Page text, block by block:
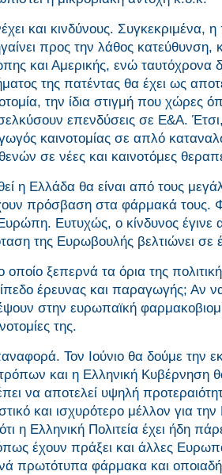
και κινδύνους. Συγκεκριμένα, η
προς την λάθος
και Αμερικής, ενώ ταυτόχρονα
της πατέντας θα έχει ως
την ίδια στιγμή που χώρες
επενδύσεις σε Ε&Α.
καινοτομίας σε απλό
σε νέες και καινοτόμες
η Ελλάδα θα είναι από τους
πρόσβαση στα φάρμακά
Ευτυχώς, ο κίνδυνος έγινε
της Ευρωβουλής βελτιώνει
ξεπερνά τα όρια της
έρευνας και παραγωγής; Αν
στην ευρωπαϊκή
της.
Τον Ιούνιο θα δούμε την
και η Ελληνική Κυβέρνηση
να αποτελεί υψηλή
και ισχυρότερο μέλλον για
η Ελληνική Πολιτεία έχει ήδη
έχουν πράξει και άλλες
πρωτότυπα φάρμακα και